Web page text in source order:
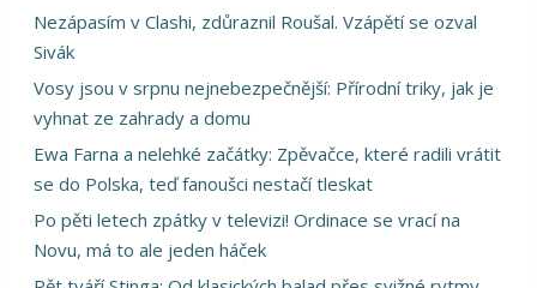
Nezápasím v Clashi, zdůraznil Roušal. Vzápětí se ozval
Sivák
Vosy jsou v srpnu nejnebezpečnější: Přírodní triky, jak je
vyhnat ze zahrady a domu
Ewa Farna a nelehké začátky: Zpěvačce, které radili vrátit
se do Polska, teď fanoušci nestačí tleskat
Po pěti letech zpátky v televizi! Ordinace se vrací na
Novu, má to ale jeden háček